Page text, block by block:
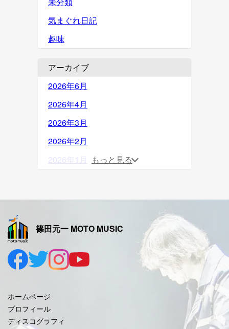
気まぐれ日記
趣味
アーカイブ
2026年6月
2026年4月
2026年3月
2026年2月
2026年1月
2025年9月
2025年8月
2025年7月
2025年5月
2025年4月
もっと見る
篠田元一 MOTO MUSIC
ホームページ
プロフィール
ディスコグラフィ